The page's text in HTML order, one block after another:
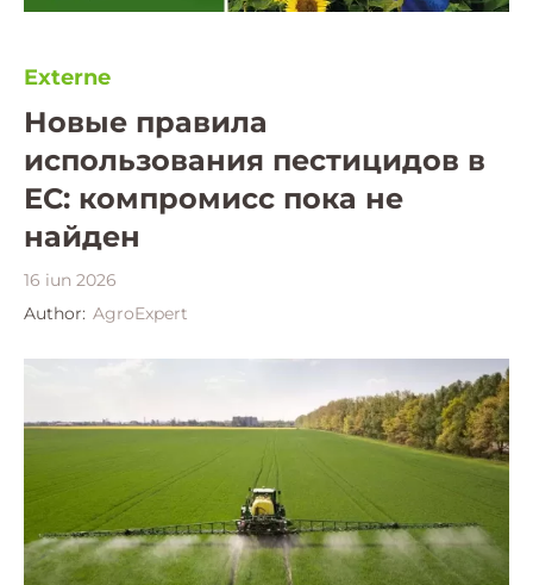
Externe
Новые правила
использования пестицидов в
ЕС: компромисс пока не
найден
16 iun 2026
Author: AgroExpert